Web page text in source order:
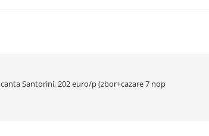
Santorini, 202 euro/p (zbor+cazare 7 nopti)